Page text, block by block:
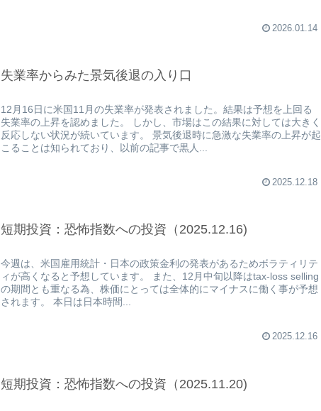
2026.01.14
失業率からみた景気後退の入り口
12月16日に米国11月の失業率が発表されました。結果は予想を上回る
失業率の上昇を認めました。 しかし、市場はこの結果に対しては大きく
反応しない状況が続いています。 景気後退時に急激な失業率の上昇が起
こることは知られており、以前の記事で黒人...
2025.12.18
短期投資：恐怖指数への投資（2025.12.16)
今週は、米国雇用統計・日本の政策金利の発表があるためボラティリテ
ィが高くなると予想しています。 また、12月中旬以降はtax-loss selling
の期間とも重なる為、株価にとっては全体的にマイナスに働く事が予想
されます。 本日は日本時間...
2025.12.16
短期投資：恐怖指数への投資（2025.11.20)